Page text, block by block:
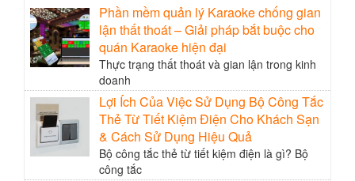
Phần mềm quản lý Karaoke chống gian
lận thất thoát – Giải pháp bắt buộc cho
quán Karaoke hiện đại
Thực trạng thất thoát và gian lận trong kinh
doanh
Lợi Ích Của Việc Sử Dụng Bộ Công Tắc
Thẻ Từ Tiết Kiệm Điện Cho Khách Sạn
& Cách Sử Dụng Hiệu Quả
Bộ công tắc thẻ từ tiết kiệm điện là gì? Bộ
công tắc